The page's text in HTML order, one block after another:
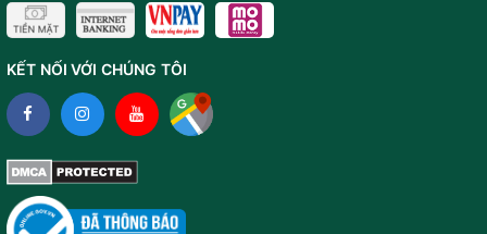
KẾT NỐI VỚI CHÚNG TÔI